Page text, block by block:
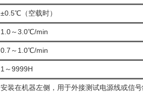
±0.5℃（空载时）
1.0～3.0℃/min
0.7～1.0℃/min
1～9999H
安装在机器左侧，用于外接测试电源线或信